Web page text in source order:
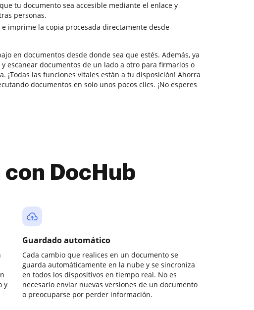
tu documento sea accesible mediante el enlace y
personas.
e imprime la copia procesada directamente desde
en documentos desde donde sea que estés. Además, ya
escanear documentos de un lado a otro para firmarlos o
¡Todas las funciones vitales están a tu disposición! Ahorra
documentos en solo unos pocos clics. ¡No esperes
con DocHub
y
Guardado automático
Cada cambio que realices en un documento se
guarda automáticamente en la nube y se sincroniza
en todos los dispositivos en tiempo real. No es
necesario enviar nuevas versiones de un documento
o preocuparse por perder información.